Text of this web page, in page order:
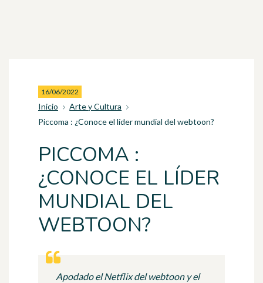
16/06/2022
Inicio
Arte y Cultura
Piccoma : ¿Conoce el líder mundial del webtoon?
PICCOMA :
¿CONOCE EL LÍDER
MUNDIAL DEL
WEBTOON?
Apodado el Netflix del webtoon y el